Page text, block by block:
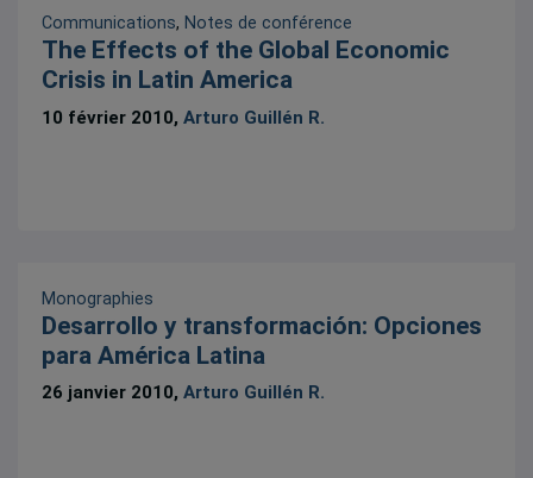
Communications, Notes de conférence
The Effects of the Global Economic
Crisis in Latin America
10 février 2010,Arturo Guillén R.
Monographies
Desarrollo y transformación: Opciones
para América Latina
26 janvier 2010,Arturo Guillén R.